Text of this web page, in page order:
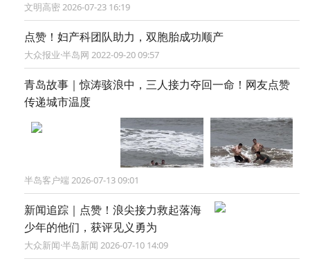
文明高密 2026-07-23 16:19
点赞！妇产科团队助力，双胞胎成功顺产
大众报业·半岛网 2022-09-20 09:57
青岛故事｜惊涛骇浪中，三人接力夺回一命！网友点赞
传递城市温度
半岛客户端 2026-07-13 09:01
新闻追踪｜点赞！浪尖接力救起落海
少年的他们，获评见义勇为
大众新闻·半岛新闻 2026-07-10 14:09